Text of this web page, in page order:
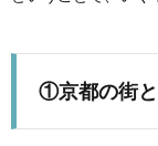
①京都の街と